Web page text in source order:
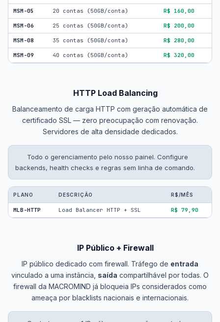
MSM-05 20 contas (50GB/conta) R$ 160,00
MSM-06 25 contas (50GB/conta) R$ 200,00
MSM-08 35 contas (50GB/conta) R$ 280,00
MSM-09 40 contas (50GB/conta) R$ 320,00
HTTP Load Balancing
Balanceamento de carga HTTP com geração automática de
certificado SSL — zero preocupação com renovação.
Servidores de alta densidade dedicados.
Todo o gerenciamento pelo nosso painel. Configure
backends, health checks e regras sem linha de comando.
PLANO DESCRIÇÃO R$/MÊS
MLB-HTTP Load Balancer HTTP + SSL R$ 79,90
IP Público + Firewall
IP público dedicado com firewall. Tráfego de entrada
vinculado a uma instância, saída compartilhável por todas. O
firewall da MACROMIND já bloqueia IPs considerados como
ameaça por blacklists nacionais e internacionais.